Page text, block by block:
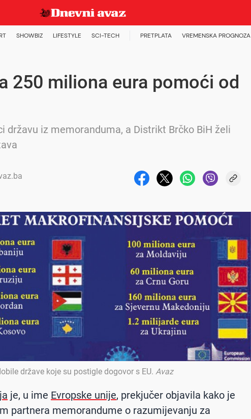
SHOWBIZ LIFESTYLE SCI-TECH PRETPLATA VREMENSKA PROGNOZA
250 miliona eura pomoći od
državu iz memoranduma, a Distrikt Brčko BiH želi
države koje su postigle dogovor s EU. Avaz
je, u ime Evropske unije, prekjučer objavila kako je
partnera memorandume o razumijevanju za